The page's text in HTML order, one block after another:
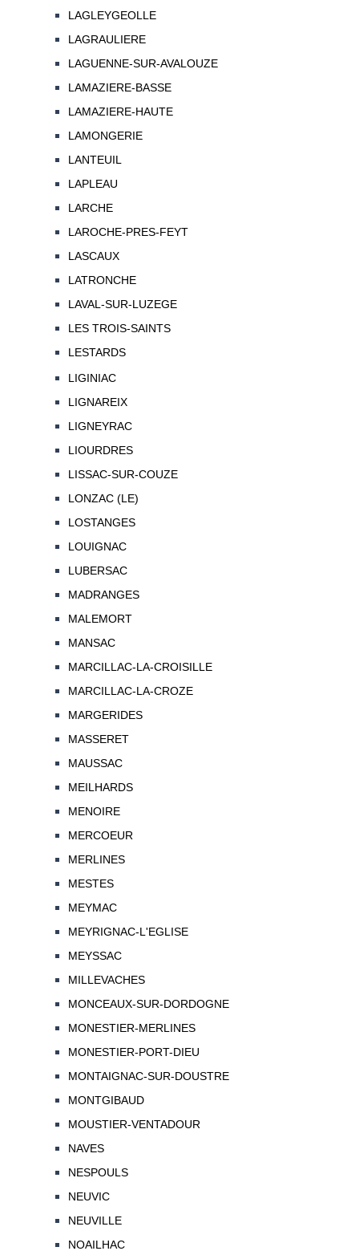
LAGLEYGEOLLE
LAGRAULIERE
LAGUENNE-SUR-AVALOUZE
LAMAZIERE-BASSE
LAMAZIERE-HAUTE
LAMONGERIE
LANTEUIL
LAPLEAU
LARCHE
LAROCHE-PRES-FEYT
LASCAUX
LATRONCHE
LAVAL-SUR-LUZEGE
LES TROIS-SAINTS
LESTARDS
LIGINIAC
LIGNAREIX
LIGNEYRAC
LIOURDRES
LISSAC-SUR-COUZE
LONZAC (LE)
LOSTANGES
LOUIGNAC
LUBERSAC
MADRANGES
MALEMORT
MANSAC
MARCILLAC-LA-CROISILLE
MARCILLAC-LA-CROZE
MARGERIDES
MASSERET
MAUSSAC
MEILHARDS
MENOIRE
MERCOEUR
MERLINES
MESTES
MEYMAC
MEYRIGNAC-L'EGLISE
MEYSSAC
MILLEVACHES
MONCEAUX-SUR-DORDOGNE
MONESTIER-MERLINES
MONESTIER-PORT-DIEU
MONTAIGNAC-SUR-DOUSTRE
MONTGIBAUD
MOUSTIER-VENTADOUR
NAVES
NESPOULS
NEUVIC
NEUVILLE
NOAILHAC